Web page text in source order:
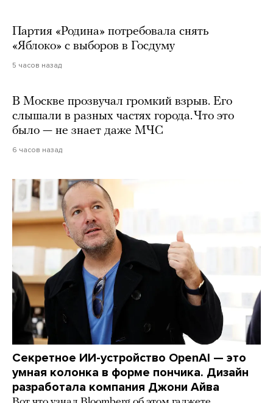
Партия «Родина» потребовала снять
«Яблоко» с выборов в Госдуму
5 часов назад
В Москве прозвучал громкий взрыв. Его
слышали в разных частях города. Что это
было — не знает даже МЧС
6 часов назад
Секретное ИИ-устройство OpenAI — это
умная колонка в форме пончика. Дизайн
разработала компания Джони Айва